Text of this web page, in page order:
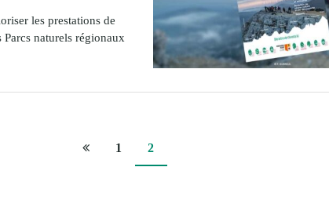
les prestations de
Parcs naturels régionaux
Page
précédente
1 2